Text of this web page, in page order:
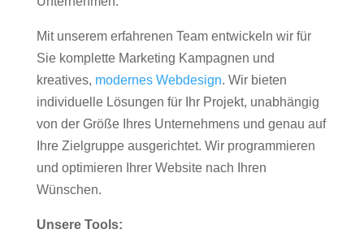
Mit unserem erfahrenen Team entwickeln wir für
Sie komplette Marketing Kampagnen und
kreatives, modernes Webdesign. Wir bieten
individuelle Lösungen für Ihr Projekt, unabhängig
von der Größe Ihres Unternehmens und genau auf
Ihre Zielgruppe ausgerichtet. Wir programmieren
und optimieren Ihrer Website nach Ihren
Wünschen.
Unsere Tools: